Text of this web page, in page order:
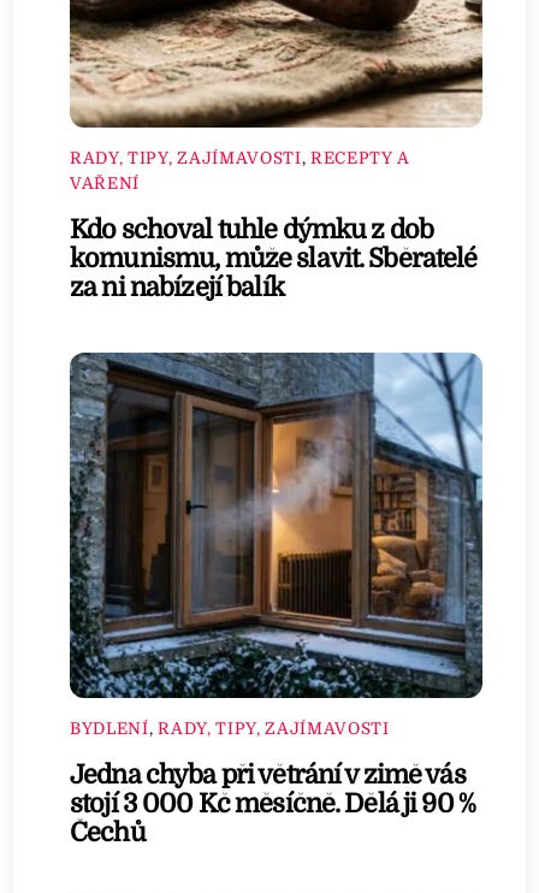
RADY, TIPY, ZAJÍMAVOSTI, RECEPTY A
VAŘENÍ
Kdo schoval tuhle dýmku z dob
komunismu, může slavit. Sběratelé
za ni nabízejí balík
BYDLENÍ,RADY, TIPY, ZAJÍMAVOSTI
Jedna chyba při větrání v zimě vás
stojí 3 000 Kč měsíčně. Dělá ji 90 %
Čechů